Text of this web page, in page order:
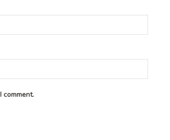
comment.